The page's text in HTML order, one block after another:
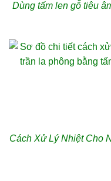
Dùng tấm len gỗ tiêu
Cách Xử Lý Nhiệt Cho